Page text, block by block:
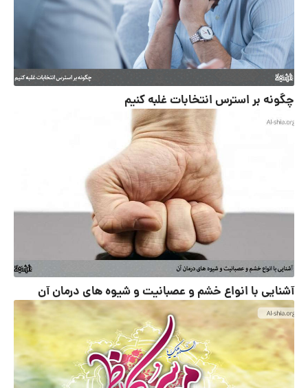
چگونه بر استرس انتخابات غلبه کنیم
آشنایی با انواع خشم و عصبانیت و شیوه های درمان آن